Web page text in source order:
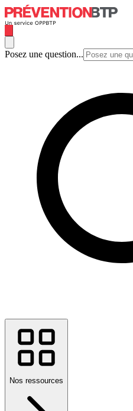
Posez une question...
Nos ressources